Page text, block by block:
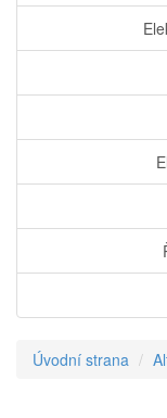
Úvodní strana